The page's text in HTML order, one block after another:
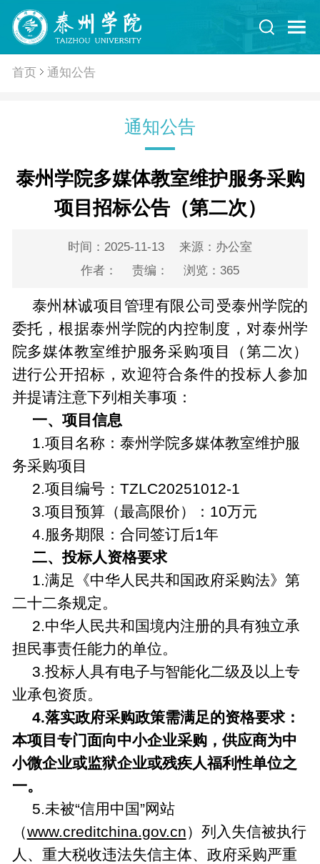
首页 通知公告
通知公告
泰州学院多媒体教室维护服务采购
项目招标公告（第二次）
时间：2025-11-13
来源：办公室
作者：
责编： 浏览： 365
泰州林诚项目管理有限公司受泰州学院的
委托，根据泰州学院的内控制度，对泰州学
院多媒体教室维护服务采购项目（第二次）
进行公开招标，欢迎符合条件的投标人参加
并提请注意下列相关事项：
一、 项目信息
1. 项目名称：泰州学院多媒体教室维护服
务采购项目
2. 项目编号： TZLC20251012-1
3. 项目预算（最高限价）： 10万元
4. 服务期限：合同签订后1年
二、投标人资格要求
1. 满足《中华人民共和国政府采购法》第
二十二条规定。
2. 中华人民共和国境内注册的具有独立承
担民事责任能力的单位。
3. 投标人具有电子与智能化二级及以上专
业承包资质。
4.落实政府采购政策需满足的资格要求：
本项目专门面向中小企业采购，供应商为中
小微企业或监狱企业或残疾人福利性单位之
一。
5. 未被“信用中国”网站
（www.creditchina.gov.cn）列入失信被执行
人、重大税收违法失信主体、政府采购严重